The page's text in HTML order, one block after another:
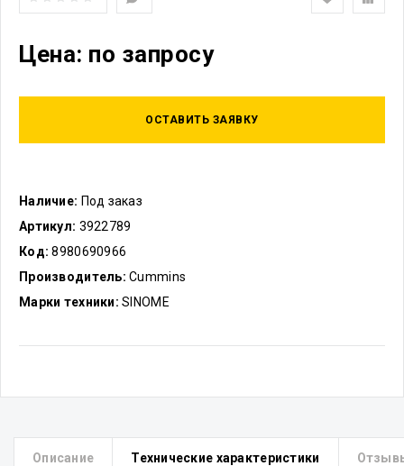
Наличие: Под заказ
Артикул: 3922789
Код: 8980690966
Производитель: Cummins
Марки техники: SINOME
Цена: по запросу
ОСТАВИТЬ ЗАЯВКУ
Описание Технические характеристики